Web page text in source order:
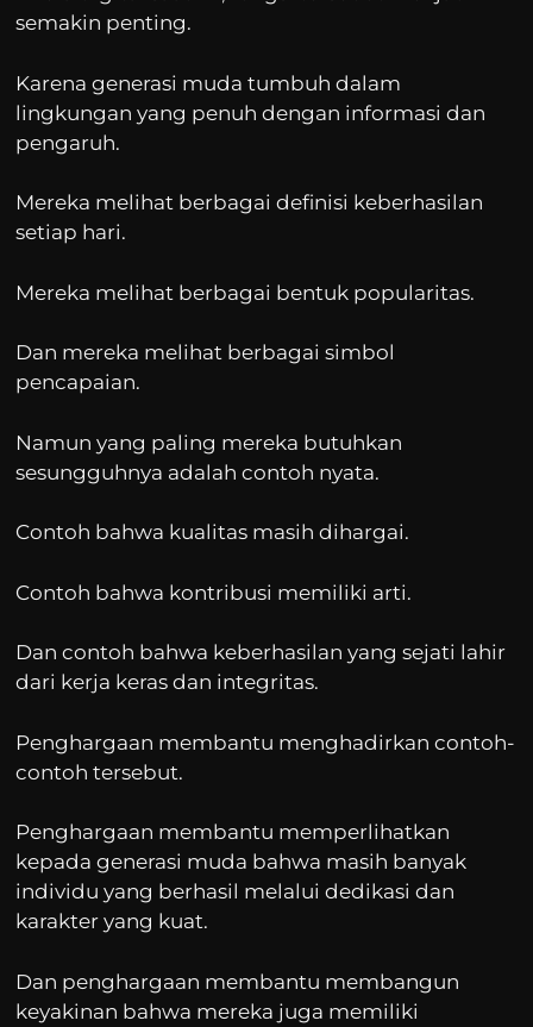
semakin penting.
Karena generasi muda tumbuh dalam
lingkungan yang penuh dengan informasi dan
pengaruh.
Mereka melihat berbagai definisi keberhasilan
setiap hari.
Mereka melihat berbagai bentuk popularitas.
Dan mereka melihat berbagai simbol
pencapaian.
Namun yang paling mereka butuhkan
sesungguhnya adalah contoh nyata.
Contoh bahwa kualitas masih dihargai.
Contoh bahwa kontribusi memiliki arti.
Dan contoh bahwa keberhasilan yang sejati lahir
dari kerja keras dan integritas.
Penghargaan membantu menghadirkan contoh-
contoh tersebut.
Penghargaan membantu memperlihatkan
kepada generasi muda bahwa masih banyak
individu yang berhasil melalui dedikasi dan
karakter yang kuat.
Dan penghargaan membantu membangun
keyakinan bahwa mereka juga memiliki